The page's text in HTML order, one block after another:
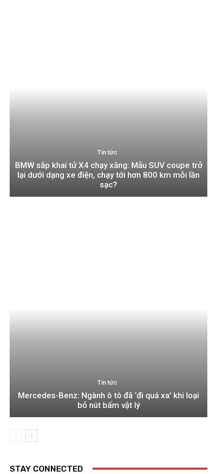
Tin tức
BMW sắp khai tử X4 chạy xăng: Mẫu SUV coupe trở
lại dưới dạng xe điện, chạy tới hơn 800 km mỗi lần
sạc?
Tin tức
Mercedes-Benz: Ngành ô tô đã ‘đi quá xa’ khi loại
bỏ nút bấm vật lý
STAY CONNECTED